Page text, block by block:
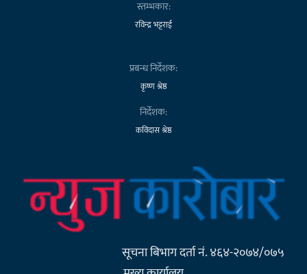
स्तम्भकार:
रविन्द्र भट्टराई
प्रबन्ध निर्देशक:
कृष्ण श्रेष्ठ
निर्देशक:
कविदास श्रेष्ठ
सूचना बिभाग दर्ता नं. ४६४-२०७४/०७५